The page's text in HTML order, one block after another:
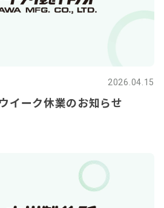
2026.04.15
イーク休業のお知らせ